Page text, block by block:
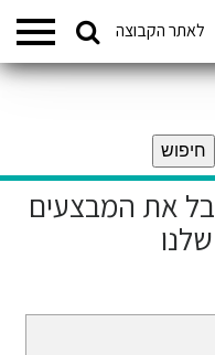
לאתר הקבוצה
את המבצעים